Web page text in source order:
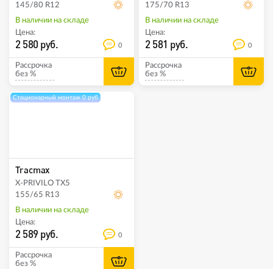
145/80 R12
В наличии на складе
Цена:
2 580 руб. 0
Рассрочка
без %
175/70 R13
В наличии на складе
Цена:
2 581 руб. 0
Рассрочка
без %
Стационарный монтаж 0 руб
Tracmax
X-PRIVILO TX5
155/65 R13
В наличии на складе
Цена:
2 589 руб. 0
Рассрочка
без %